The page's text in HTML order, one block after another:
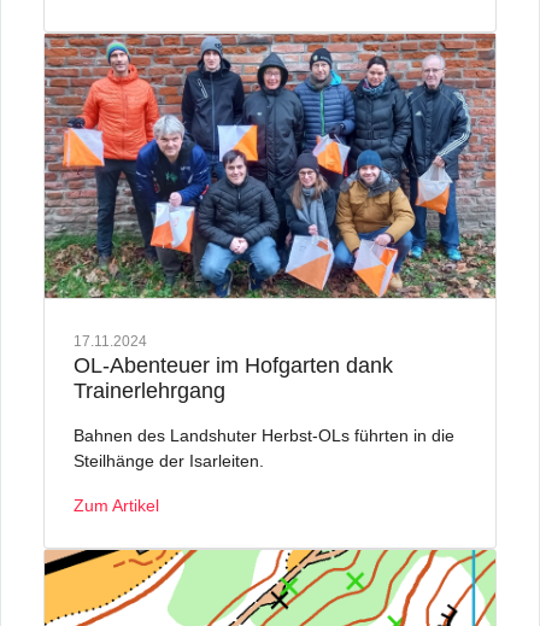
17.11.2024
OL-Abenteuer im Hofgarten dank
Trainerlehrgang
Bahnen des Landshuter Herbst-OLs führten in die
Steilhänge der Isarleiten.
Zum Artikel